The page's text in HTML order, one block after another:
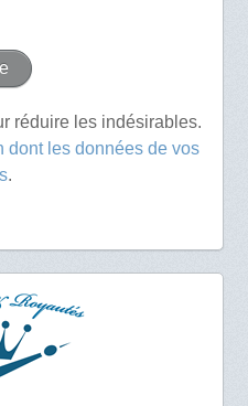
réduire les indésirables.
dont les données de vos
.